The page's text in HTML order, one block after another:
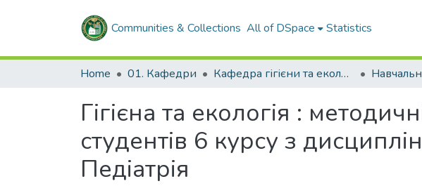
Communities & Collections All of DSpace Statistics
Home 01. Кафедри Кафедра гігієни та екології № 2
Гігієна та екологія :
студентів 6 курсу з
Педіатрія